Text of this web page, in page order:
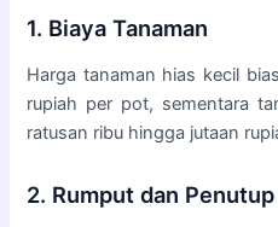
1. Biaya Tanaman
Harga tanaman hias kecil
rupiah per pot, sementara
ratusan ribu hingga jutaan
2. Rumput dan Penutup